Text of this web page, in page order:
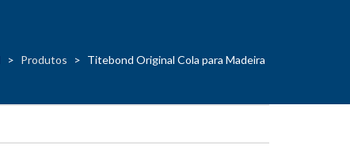
> Produtos > Titebond Original Cola para Madeira